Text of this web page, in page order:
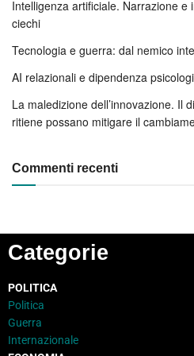
Intelligenza artificiale. Narrazione e
ciechi
Tecnologia e guerra: dal nemico
AI relazionali e dipendenza
La maledizione dell’innovazione. Il
ritiene possano mitigare il
Commenti recenti
Categorie
POLITICA
Politica
Guerra
Internazionale